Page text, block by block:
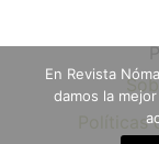
Políticas
En Revista
damos la